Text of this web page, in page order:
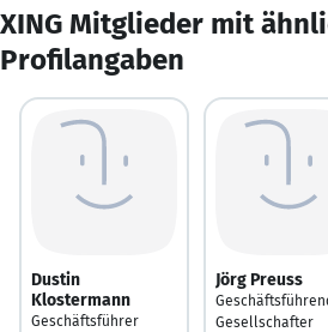
XING Mitglieder mit
Profilangaben
Dustin
Klostermann
Geschäftsführer
Jörg Preuss
Gesellschafter